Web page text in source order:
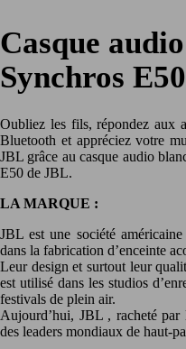
Casque
Synchros
Oubliez les fils, répondez aux
Bluetooth et appréciez votre
JBL grâce au casque audio
E50 de JBL.
LA MARQUE :
JBL est une société
dans la fabrication d’enceinte
Leur design et surtout leur
est utilisé dans les studios
festivals de plein air.
Aujourd’hui, JBL , racheté par
des leaders mondiaux de haut-